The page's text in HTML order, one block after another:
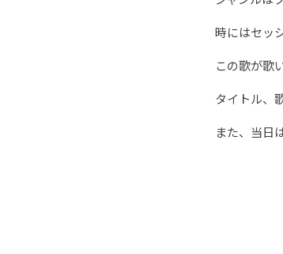
時にはセッ
この歌が歌
タイトル、
また、当日